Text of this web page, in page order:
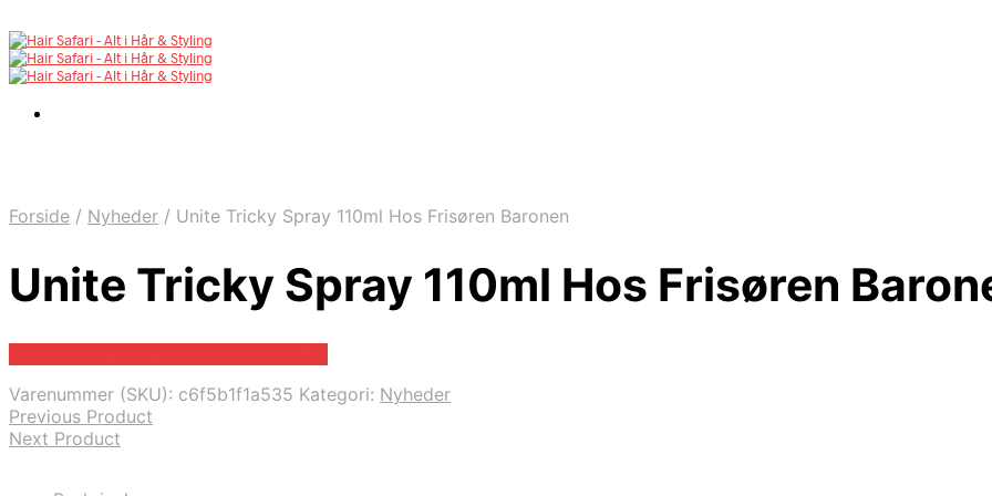
Forside / Nyheder / Unite Tricky Spray 110ml Hos Frisøren Baronen
Unite Tricky Spray 110ml Hos Frisøren
Varenummer (SKU): c6f5b1f1a535 Kategori: Nyheder
Previous Product
Next Product